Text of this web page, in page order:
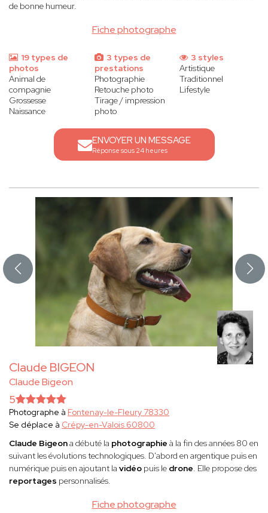
Fiche photographe
de bonne humeur.
19 types de
photos
Animal de
compagnie
Grossesse
Naissance
3 types de
prestations
Photographie
Retouche photo
Tirage / impression
photo
3 styles
Artistique
Traditionnel
Lifestyle
ENVOYER UN MESSAGE
Réponse sous 24 heures
Claude BIGEON
Claude Bigeon
Fiche photographe
5
Photographe à Fontenay-le-Fleury 78330
Se déplace à Crépy-en-Valois 60800
Claude Bigeona débuté la photographie à la fin des années 80 en
suivant les évolutions technologiques. D'abord en argentique puis en
numérique puis en ajoutant la vidéo puis le drone. Elle propose des
reportages personnalisés.